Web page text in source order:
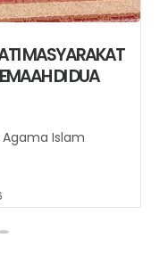
MASYARAKAT
DI DUA
Agama Islam